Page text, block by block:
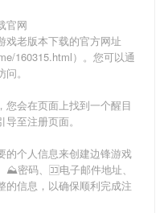
官网
戏老版本下载的官方网址
160315.html）。您可以通
。
您会在页面上找到一个醒目
至注册页面。
的个人信息来创建边锋游戏
密码、🈁电子邮件地址、
的信息，以确保顺利完成注